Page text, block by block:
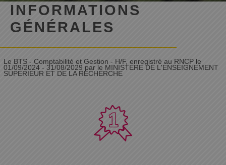
INFORMATIONS
GÉNÉRALES
Le BTS - Comptabilité et Gestion - H/F, enregistré au RNCP le
01/09/2024 - 31/08/2029 par le MINISTERE DE L'ENSEIGNEMENT
SUPERIEUR ET DE LA RECHERCHE